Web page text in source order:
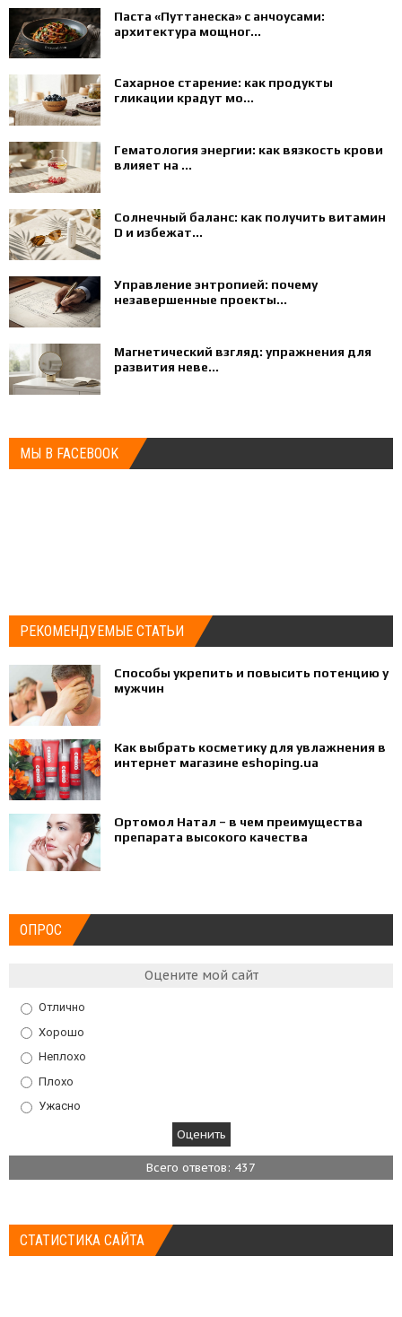
Паста «Путтанеска» с анчоусами:
архитектура мощног...
Сахарное старение: как продукты
гликации крадут мо...
Гематология энергии: как вязкость крови
влияет на ...
Солнечный баланс: как получить витамин
D и избежат...
Управление энтропией: почему
незавершенные проекты...
Магнетический взгляд: упражнения для
развития неве...
МЫ В FACEBOOK
РЕКОМЕНДУЕМЫЕ СТАТЬИ
Способы укрепить и повысить потенцию у
мужчин
Как выбрать косметику для увлажнения в
интернет магазине eshoping.ua
Ортомол Натал – в чем преимущества
препарата высокого качества
ОПРОС
Оцените мой сайт
Отлично
Хорошо
Неплохо
Плохо
Ужасно
Всего ответов: 437
СТАТИСТИКА САЙТА